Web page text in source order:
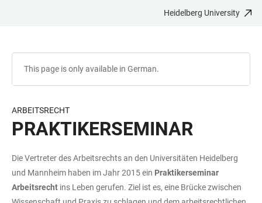
Heidelberg University
This page is only available in German.
ARBEITSRECHT
PRAKTIKERSEMINAR
Die Vertreter des Arbeitsrechts an den Universitäten Heidelberg
und Mannheim haben im Jahr 2015 ein Praktikerseminar
Arbeitsrecht ins Leben gerufen. Ziel ist es, eine Brücke zwischen